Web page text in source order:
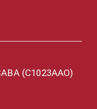
(C1023AAO)